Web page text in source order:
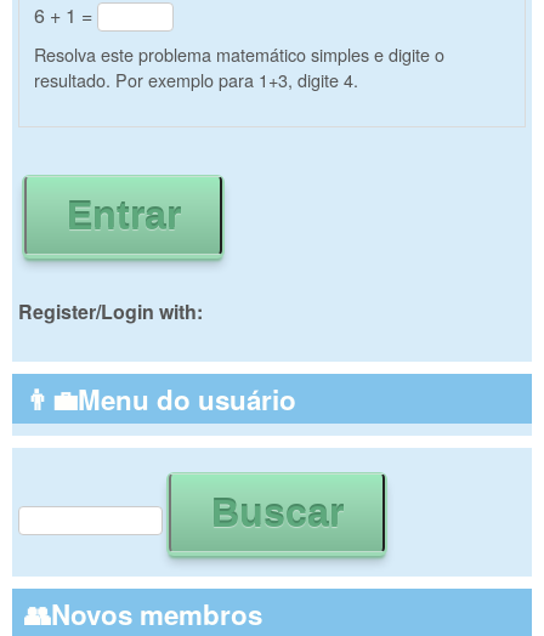
6 + 1 =
Resolva este problema matemático simples e digite o
resultado. Por exemplo para 1+3, digite 4.
Register/Login with:
👨‍💼Menu do usuário
Formulário de busca
👥Novos membros